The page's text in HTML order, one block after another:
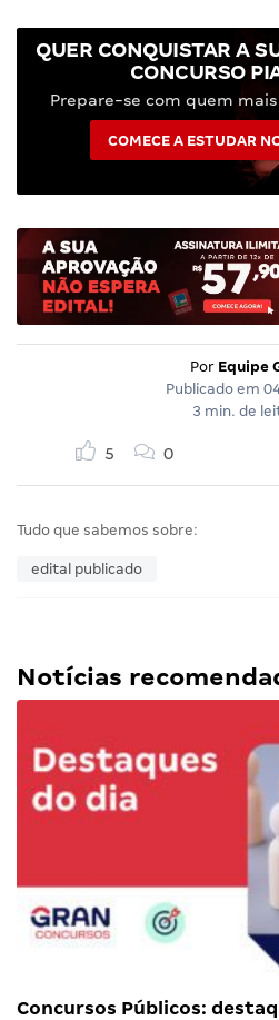
QUER CONQUISTAR A
CONCURSO
Prepare-se com quem
COMECE A ESTUDAR
Por Equipe
Publicado em
3 min. de
5 0
Tudo que sabemos sobre:
edital publicado
Notícias
Concursos Públicos: